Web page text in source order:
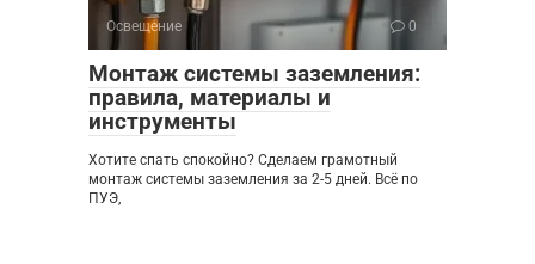
Освещение 0
Монтаж системы заземления:
правила, материалы и
инструменты
Хотите спать спокойно? Сделаем грамотный
монтаж системы заземления за 2-5 дней. Всё по
ПУЭ,